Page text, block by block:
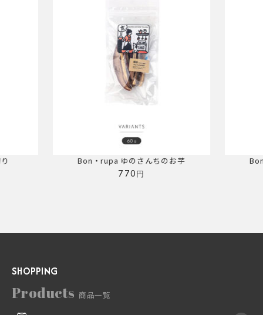
芋 Bon・rupa ぴちぴち鮭ちゃん
770円
SHOPPING
Products 商品一覧